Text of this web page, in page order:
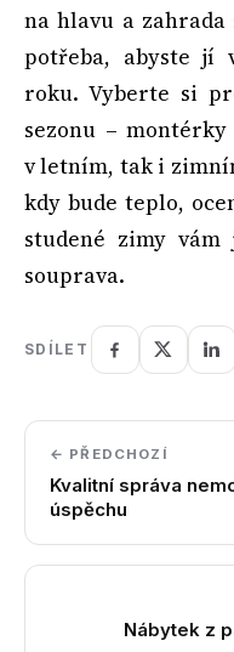
na hlavu a zahrada
potřeba, abyste jí
roku. Vyberte si
sezonu –
v letním, tak i
kdy bude teplo,
studené zimy
souprava.
SDÍLET
← PŘEDCHOZÍ
Kvalitní správa
úspěchu
Nábytek z